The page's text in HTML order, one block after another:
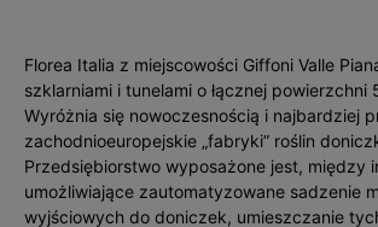
Florea Italia z miejscowości Giffoni Valle
szklarniami i tunelami o łącznej powierzchni
Wyróżnia się nowoczesnością i najbardziej
zachodnioeuropejskie „fabryki” roślin
Przedsiębiorstwo wyposażone jest, między
umożliwiające zautomatyzowane sadzenie
wyjściowych do doniczek, umieszczanie